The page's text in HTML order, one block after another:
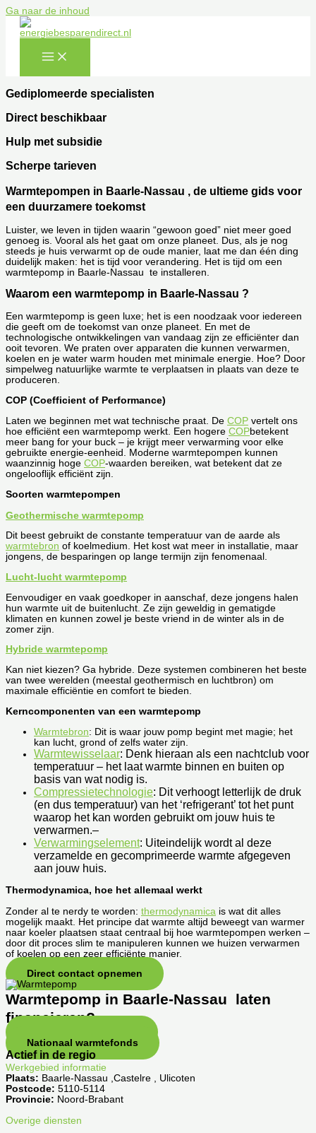
Ga naar de inhoud
Gediplomeerde specialisten
Direct beschikbaar
Hulp met subsidie
Scherpe tarieven
Warmtepompen in Baarle-Nassau , de ultieme gids voor
een duurzamere toekomst
Luister, we leven in tijden waarin “gewoon goed” niet meer goed
genoeg is. Vooral als het gaat om onze planeet. Dus, als je nog
steeds je huis verwarmt op de oude manier, laat me dan één ding
duidelijk maken: het is tijd voor verandering. Het is tijd om een
warmtepomp in Baarle-Nassau te installeren.
Waarom een warmtepomp in Baarle-Nassau ?
Een warmtepomp is geen luxe; het is een noodzaak voor iedereen
die geeft om de toekomst van onze planeet. En met de
technologische ontwikkelingen van vandaag zijn ze efficiënter dan
ooit tevoren. We praten over apparaten die kunnen verwarmen,
koelen en je water warm houden met minimale energie. Hoe? Door
simpelweg natuurlijke warmte te verplaatsen in plaats van deze te
produceren.
COP (Coefficient of Performance)
Laten we beginnen met wat technische praat. De COP vertelt ons
hoe efficiënt een warmtepomp werkt. Een hogere COPbetekent
meer bang for your buck – je krijgt meer verwarming voor elke
gebruikte energie-eenheid. Moderne warmtepompen kunnen
waanzinnig hoge COP-waarden bereiken, wat betekent dat ze
ongelooflijk efficiënt zijn.
Soorten warmtepompen
Geothermische warmtepomp
Dit beest gebruikt de constante temperatuur van de aarde als
warmtebron of koelmedium. Het kost wat meer in installatie, maar
jongens, de besparingen op lange termijn zijn fenomenaal.
Lucht-lucht warmtepomp
Eenvoudiger en vaak goedkoper in aanschaf, deze jongens halen
hun warmte uit de buitenlucht. Ze zijn geweldig in gematigde
klimaten en kunnen zowel je beste vriend in de winter als in de
zomer zijn.
Hybride warmtepomp
Kan niet kiezen? Ga hybride. Deze systemen combineren het beste
van twee werelden (meestal geothermisch en luchtbron) om
maximale efficiëntie en comfort te bieden.
Kerncomponenten van een warmtepomp
Warmtebron: Dit is waar jouw pomp begint met magie; het
kan lucht, grond of zelfs water zijn.
Warmtewisselaar: Denk hieraan als een nachtclub voor
temperatuur – het laat warmte binnen en buiten op
basis van wat nodig is.
Compressietechnologie: Dit verhoogt letterlijk de druk
(en dus temperatuur) van het ‘refrigerant’ tot het punt
waarop het kan worden gebruikt om jouw huis te
verwarmen.–
Verwarmingselement: Uiteindelijk wordt al deze
verzamelde en gecomprimeerde warmte afgegeven
aan jouw huis.
Thermodynamica, hoe het allemaal werkt
Zonder al te nerdy te worden: thermodynamica is wat dit alles
mogelijk maakt. Het principe dat warmte altijd beweegt van warmer
naar koeler plaatsen staat centraal bij hoe warmtepompen werken –
door dit proces slim te manipuleren kunnen we huizen verwarmen
of koelen op een zeer efficiënte manier.
Direct contact opnemen
Warmtepomp in Baarle-Nassau laten
financieren?
Nationaal warmtefonds
Actief in de regio
Werkgebied informatie
Plaats: Baarle-Nassau ,Castelre , Ulicoten
Postcode: 5110-5114
Provincie: Noord-Brabant
Overige diensten